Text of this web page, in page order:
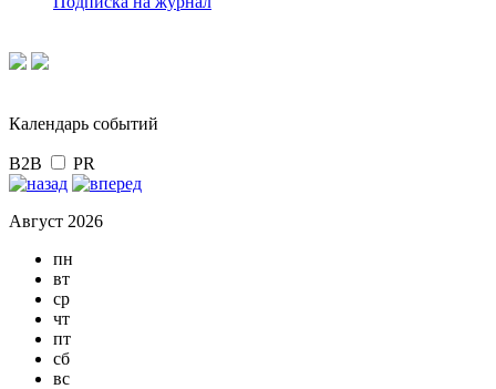
Календарь событий
B2B PR
Август 2026
пн
вт
ср
чт
пт
сб
вс